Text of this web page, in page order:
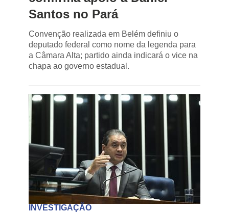
Santos no Pará
Convenção realizada em Belém definiu o
deputado federal como nome da legenda para
a Câmara Alta; partido ainda indicará o vice na
chapa ao governo estadual.
INVESTIGAÇÃO